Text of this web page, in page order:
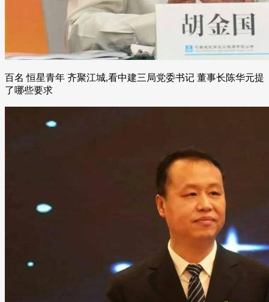
百名 恒星青年 齐聚江城,看中建三局党委书记 董事长陈华元提
了哪些要求